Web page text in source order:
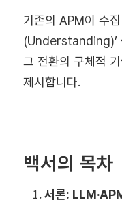
기존의 APM이 수
(Understanding)’
그 전환의 구체적
제시합니다.
백서의 목차
서론: